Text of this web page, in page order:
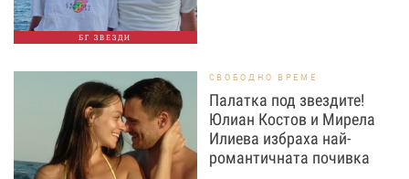
БГ ЗВЕЗДИ
СВОБОДНО ВРЕМЕ
Палатка под звездите!
Юлиан Костов и Мирела
Илиева избраха най-
романтичната почивка